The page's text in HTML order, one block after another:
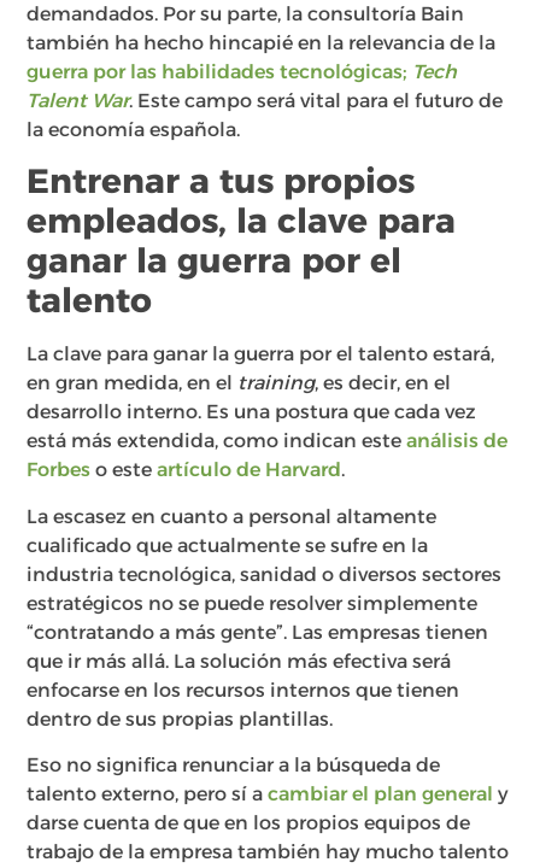
demandados. Por su parte, la consultoría Bain
también ha hecho hincapié en la relevancia de la
guerra por las habilidades tecnológicas; Tech
Talent War. Este campo será vital para el futuro de
la economía española.
Entrenar a tus propios
empleados, la clave para
ganar la guerra por el
talento
La clave para ganar la guerra por el talento estará,
en gran medida, en el training, es decir, en el
desarrollo interno. Es una postura que cada vez
está más extendida, como indican esteanálisis de
Forbes o esteartículo de Harvard.
La escasez en cuanto a personal altamente
cualificado que actualmente se sufre en la
industria tecnológica, sanidad o diversos sectores
estratégicos no se puede resolver simplemente
“contratando a más gente”. Las empresas tienen
que ir más allá. La solución más efectiva será
enfocarse en los recursos internos que tienen
dentro de sus propias plantillas.
Eso no significa renunciar a la búsqueda de
talento externo, pero sí acambiar el plan general y
darse cuenta de que en los propios equipos de
trabajo de la empresa también hay mucho talento